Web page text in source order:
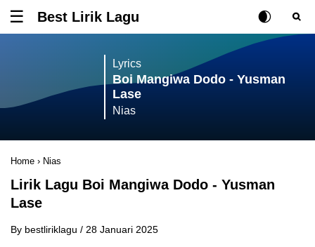
Tombol untuk membuka atau menutup menu
Best Lirik Lagu Rubah Posisi
Tombol
Lyrics
Boi Mangiwa Dodo - Yusman
Lase
Nias
Home › Nias
Lirik Lagu Boi Mangiwa Dodo - Yusman
Lase
By bestliriklagu / 28 Januari 2025